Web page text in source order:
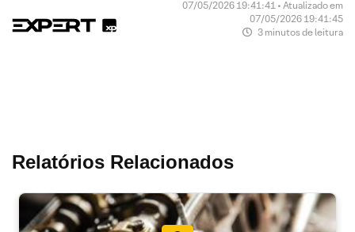
07/05/2026 19:41:41 • Atualizado em
07/05/2026 19:41:45
3 minutos de leitura
Relatórios Relacionados